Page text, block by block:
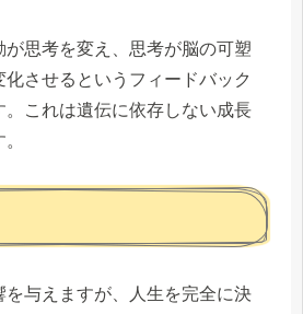
思考を変え、思考が脳の可塑
させるというフィードバック
。これは遺伝に依存しない成長
を与えますが、人生を完全に決